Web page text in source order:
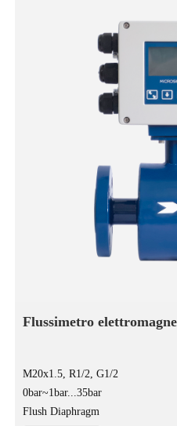
Flussimetro
M20x1.5, R1/2, G1/2
0bar~1bar...35bar
Flush Diaphragm